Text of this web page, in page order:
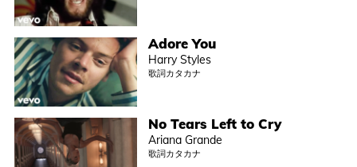
Adore You
Harry Styles
歌詞カタカナ
No Tears Left to Cry
Ariana Grande
歌詞カタカナ